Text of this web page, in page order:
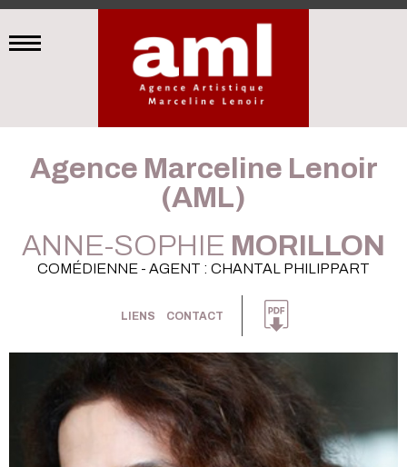
Agence Marceline Lenoir
(AML)
ANNE-SOPHIE MORILLON
COMÉDIENNE - AGENT : CHANTAL PHILIPPART
LIENS CONTACT